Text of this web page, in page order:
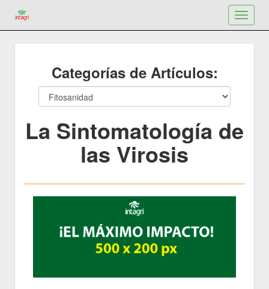
Toggle
Categorías de Artículos:
La Sintomatología de
las Virosis